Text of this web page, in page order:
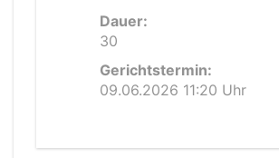
Dauer:
30
Gerichtstermin:
09.06.2026 11:20 Uhr